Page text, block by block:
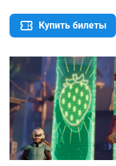
Купить билеты